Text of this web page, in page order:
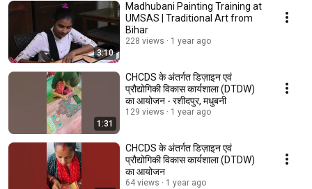
3:10
Madhubani Painting Training at
UMSAS | Traditional Art from
Bihar
228 views 1 year ago
1:31
CHCDS के अंतर्गत डिज़ाइन एवं
प्रौद्योगिकी विकास कार्यशाला (DTDW)
का आयोजन - रशीदपुर, मधुबनी
129 views 1 year ago
CHCDS के अंतर्गत डिज़ाइन एवं
प्रौद्योगिकी विकास कार्यशाला (DTDW)
का आयोजन
64 views 1 year ago